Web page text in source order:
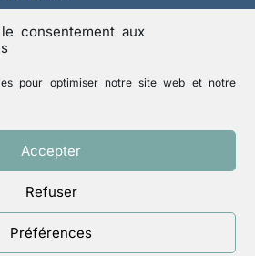
consentement aux
pour optimiser notre site web et notre
Accepter
Refuser
Préférences
abus
ACCK